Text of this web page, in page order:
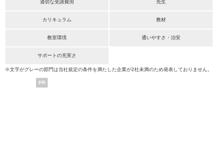
適切な受講費用 先生
カリキュラム 教材
教室環境 通いやすさ・治安
サポートの充実さ
※文字がグレーの部門は当社規定の条件を満たした企業が2社未満のため発表しておりません。
PR